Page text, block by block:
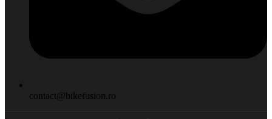
contact@bikefusion.ro